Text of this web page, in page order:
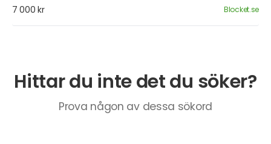
7 000 kr Blocket.se
Hittar du inte det du söker?
Prova någon av dessa sökord